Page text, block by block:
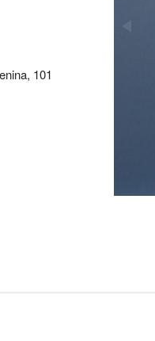
101